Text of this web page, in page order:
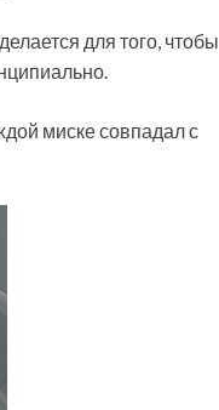
для того, чтобы
миске совпадал с